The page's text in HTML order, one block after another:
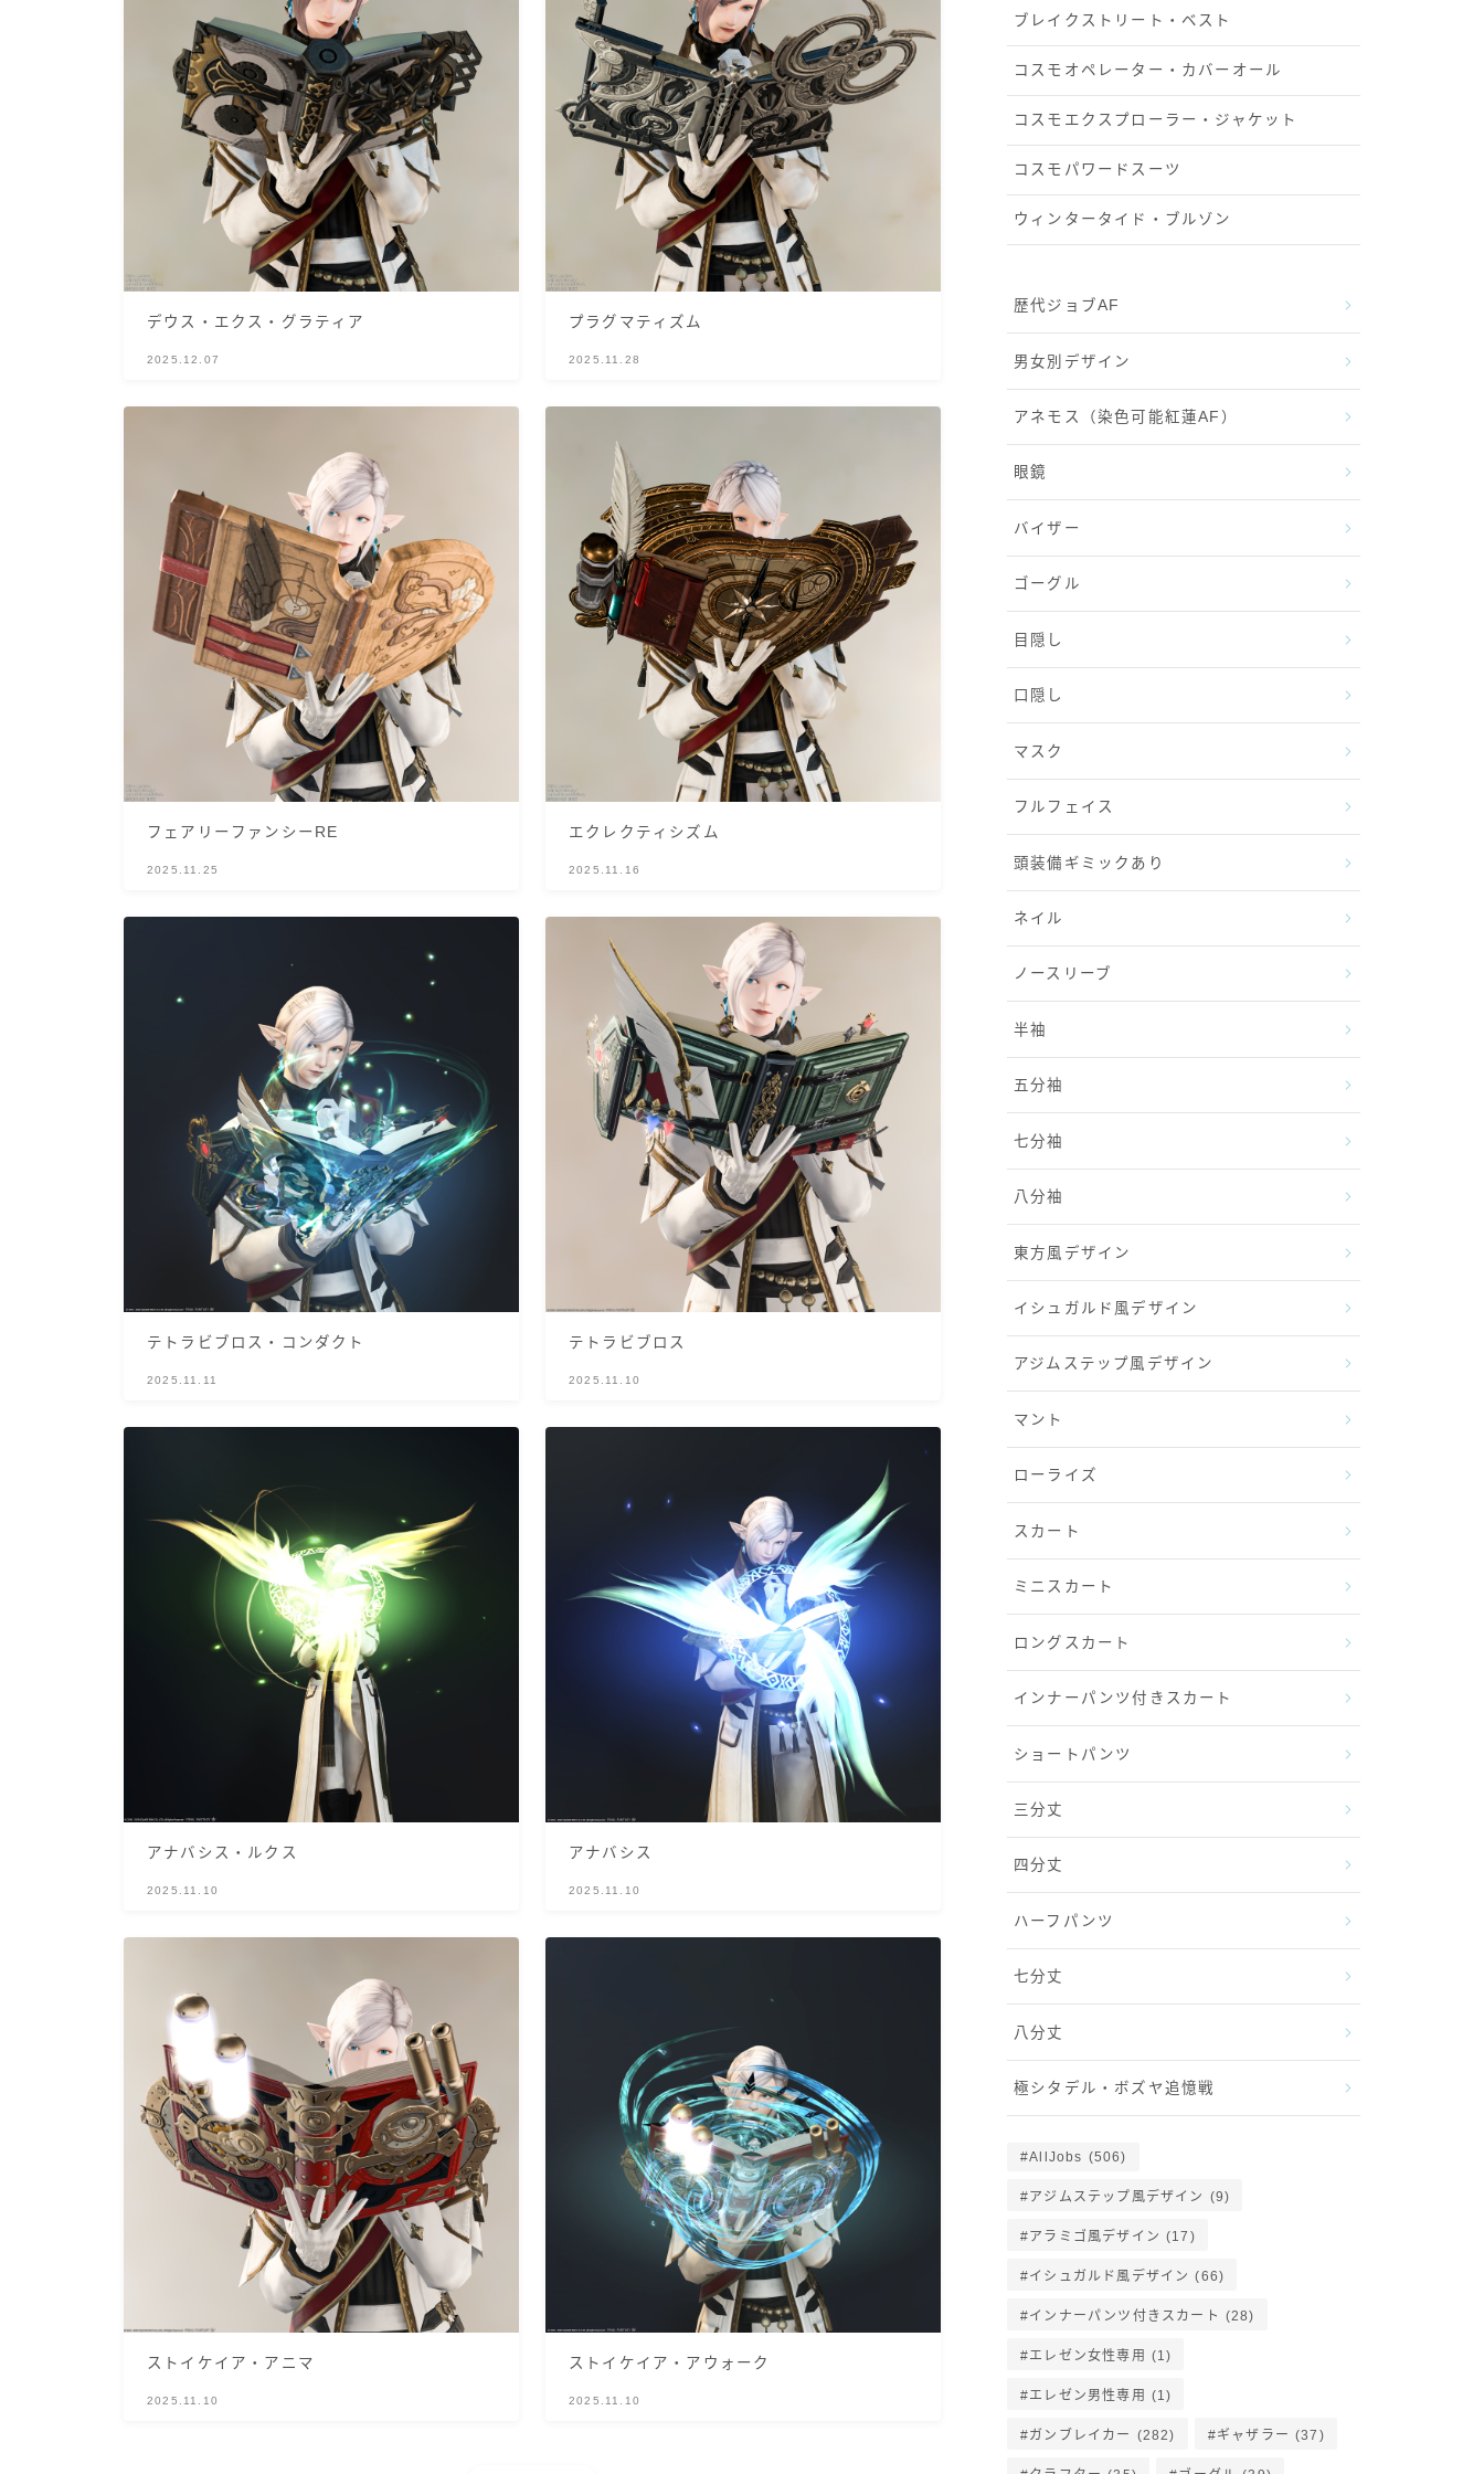
ゴーグル
目隠し
フルフェイス
ネイル
ノースリーブ
半袖
五分袖
イシュガルド風デザイン
アジムステップ風デザイン
マント
ローライズ
ロングスカート
インナーパンツ付きスカート
四分丈
デウス・エクス・グラティア
2025.12.07
プラグマティズム
2025.11.28
フェアリーファンシーRE
2025.11.25
エクレクティシズム
2025.11.16
テトラビブロス・コンダクト
2025.11.11
テトラビブロス
2025.11.10
アナバシス・ルクス
2025.11.10
アナバシス
2025.11.10
ストイケイア・アニマ
2025.11.10
ストイケイア・アウォーク
2025.11.10
ブレイクストリート・ベスト
コスモオペレーター・カバーオール
コスモエクスプローラー・ジャケット
コスモパワードスーツ
ウィンタータイド・ブルゾン
歴代ジョブAF
男女別デザイン
アネモス（染色可能紅蓮AF）
眼鏡
バイザー
ゴーグル
目隠し
口隠し
マスク
フルフェイス
頭装備ギミックあり
ネイル
ノースリーブ
半袖
五分袖
七分袖
八分袖
東方風デザイン
イシュガルド風デザイン
アジムステップ風デザイン
マント
ローライズ
スカート
ミニスカート
ロングスカート
インナーパンツ付きスカート
ショートパンツ
三分丈
四分丈
ハーフパンツ
七分丈
八分丈
極シタデル・ボズヤ追憶戦
AllJobs (506)
アジムステップ風デザイン (9)
アラミゴ風デザイン (17)
イシュガルド風デザイン (66)
インナーパンツ付きスカート (28)
エレゼン女性専用 (1)
エレゼン男性専用 (1)
ガンブレイカー (282) ギャザラー (37)